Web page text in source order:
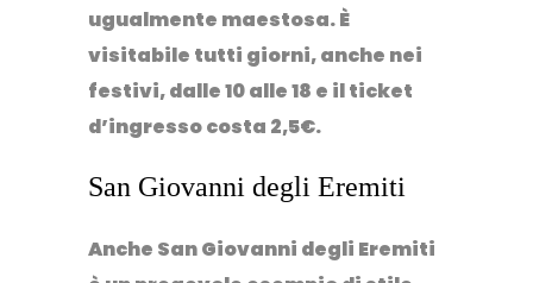
ugualmente maestosa. È
visitabile tutti giorni, anche nei
festivi, dalle 10 alle 18 e il ticket
d’ingresso costa 2,5€.
San Giovanni degli Eremiti
Anche San Giovanni degli Eremiti